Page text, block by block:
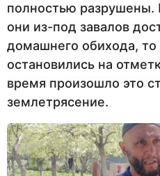
полностью разрушены.
они из-под завалов
домашнего обихода,
остановились на
время произошло это
землетрясение.